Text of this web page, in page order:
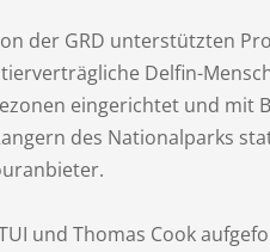
der GRD unterstützten
Delfin-
eingerichtet und mit
des Nationalparks
und Thomas Cook